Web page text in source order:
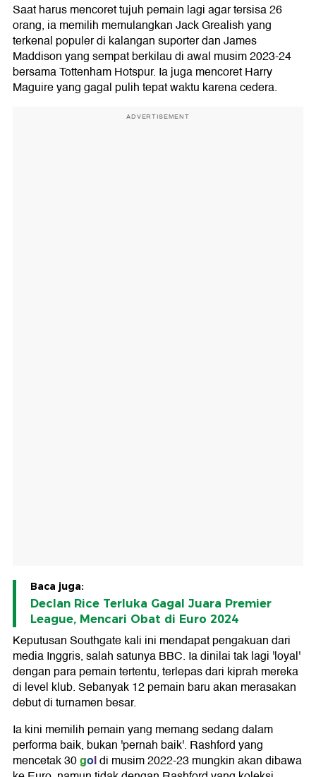
Saat harus mencoret tujuh pemain lagi agar tersisa 26
orang, ia memilih memulangkan Jack Grealish yang
terkenal populer di kalangan suporter dan James
Maddison yang sempat berkilau di awal musim 2023-24
bersama Tottenham Hotspur. Ia juga mencoret Harry
Maguire yang gagal pulih tepat waktu karena cedera.
ADVERTISEMENT
Baca juga:
Declan Rice Terluka Gagal Juara Premier
League, Mencari Obat di Euro 2024
Keputusan Southgate kali ini mendapat pengakuan dari
media Inggris, salah satunya BBC. Ia dinilai tak lagi 'loyal'
dengan para pemain tertentu, terlepas dari kiprah mereka
di level klub. Sebanyak 12 pemain baru akan merasakan
debut di turnamen besar.
Ia kini memilih pemain yang memang sedang dalam
performa baik, bukan 'pernah baik'. Rashford yang
mencetak 30goldi musim 2022-23 mungkin akan dibawa